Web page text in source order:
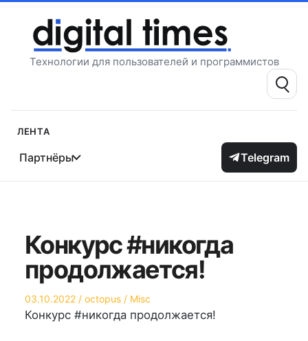
содержимому
Технологии для пользователей и программистов
Поиск:
Лента
Партнёры Telegram
Конкурс #никогда
продолжается!
Опубликовано
на
03.10.2022 Автор
octopus
Опубликовано
в
Misc
Конкурс #никогда продолжается!